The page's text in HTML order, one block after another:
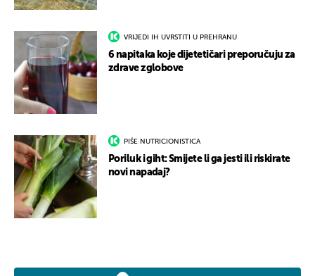
VRIJEDI IH UVRSTITI U PREHRANU
6 napitaka koje dijetetičari preporučuju za
zdrave zglobove
PIŠE NUTRICIONISTICA
Poriluk i giht: Smijete li ga jesti ili riskirate
novi napadaj?